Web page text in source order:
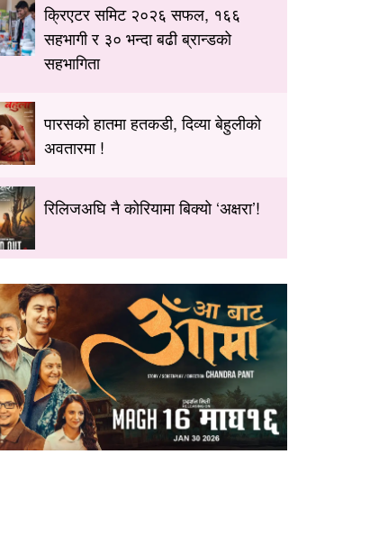
क्रिएटर समिट २०२६ सफल, १६६
सहभागी र ३० भन्दा बढी ब्रान्डको
सहभागिता
पारसको हातमा हतकडी, दिव्या बेहुलीको
अवतारमा !
रिलिजअघि नै कोरियामा बिक्यो ‘अक्षरा’!